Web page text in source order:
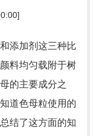
添加剂这三种比
料均匀载附于树
的主要成分之
道色母粒使用的
结了这方面的知